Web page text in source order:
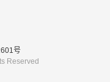
号
Reserved